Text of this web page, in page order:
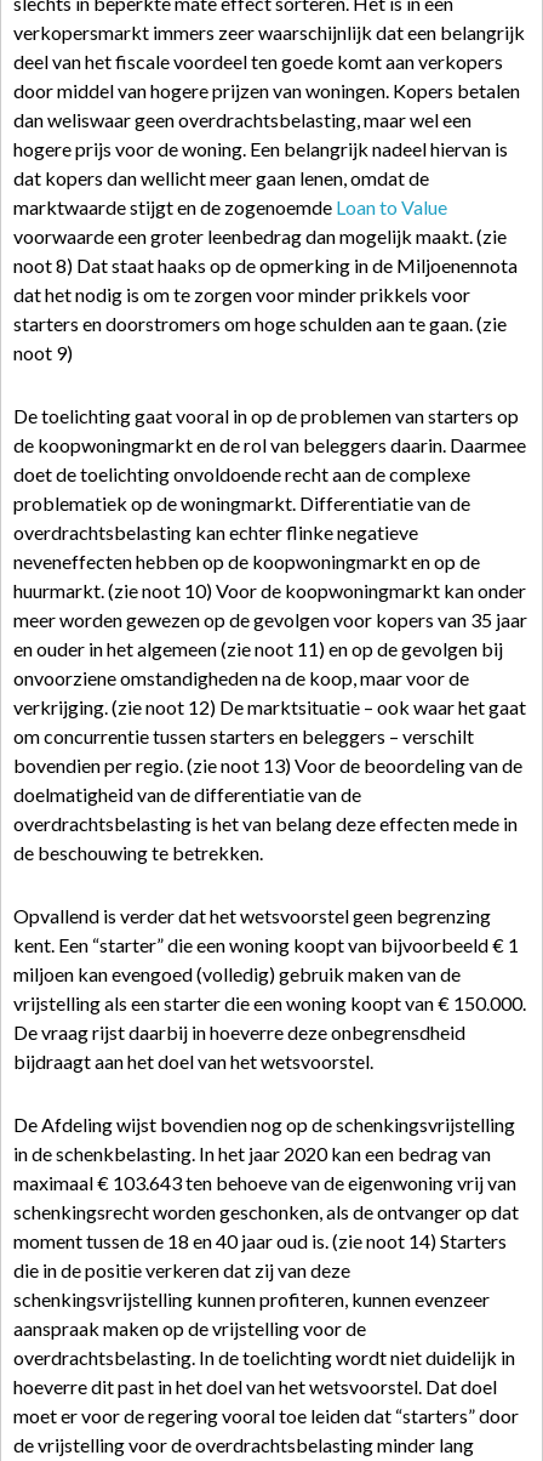
verkopersmarkt immers zeer waarschijnlijk dat een belangrijk
deel van het fiscale voordeel ten goede komt aan verkopers
door middel van hogere prijzen van woningen. Kopers betalen
dan weliswaar geen overdrachtsbelasting, maar wel een
hogere prijs voor de woning. Een belangrijk nadeel hiervan is
dat kopers dan wellicht meer gaan lenen, omdat de
marktwaarde stijgt en de zogenoemde Loan to Value
voorwaarde een groter leenbedrag dan mogelijk maakt. (zie
noot 8) Dat staat haaks op de opmerking in de Miljoenennota
dat het nodig is om te zorgen voor minder prikkels voor
starters en doorstromers om hoge schulden aan te gaan. (zie
noot 9)
De toelichting gaat vooral in op de problemen van starters op
de koopwoningmarkt en de rol van beleggers daarin. Daarmee
doet de toelichting onvoldoende recht aan de complexe
problematiek op de woningmarkt. Differentiatie van de
overdrachtsbelasting kan echter flinke negatieve
neveneffecten hebben op de koopwoningmarkt en op de
huurmarkt. (zie noot 10) Voor de koopwoningmarkt kan onder
meer worden gewezen op de gevolgen voor kopers van 35 jaar
en ouder in het algemeen (zie noot 11) en op de gevolgen bij
onvoorziene omstandigheden na de koop, maar voor de
verkrijging. (zie noot 12) De marktsituatie – ook waar het gaat
om concurrentie tussen starters en beleggers – verschilt
bovendien per regio. (zie noot 13) Voor de beoordeling van de
doelmatigheid van de differentiatie van de
overdrachtsbelasting is het van belang deze effecten mede in
de beschouwing te betrekken.
Opvallend is verder dat het wetsvoorstel geen begrenzing
kent. Een “starter” die een woning koopt van bijvoorbeeld € 1
miljoen kan evengoed (volledig) gebruik maken van de
vrijstelling als een starter die een woning koopt van € 150.000.
De vraag rijst daarbij in hoeverre deze onbegrensdheid
bijdraagt aan het doel van het wetsvoorstel.
De Afdeling wijst bovendien nog op de schenkingsvrijstelling
in de schenkbelasting. In het jaar 2020 kan een bedrag van
maximaal € 103.643 ten behoeve van de eigenwoning vrij van
schenkingsrecht worden geschonken, als de ontvanger op dat
moment tussen de 18 en 40 jaar oud is. (zie noot 14) Starters
die in de positie verkeren dat zij van deze
schenkingsvrijstelling kunnen profiteren, kunnen evenzeer
aanspraak maken op de vrijstelling voor de
overdrachtsbelasting. In de toelichting wordt niet duidelijk in
hoeverre dit past in het doel van het wetsvoorstel. Dat doel
moet er voor de regering vooral toe leiden dat “starters” door
de vrijstelling voor de overdrachtsbelasting minder lang